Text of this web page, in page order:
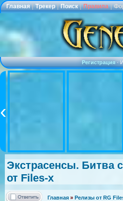
Главная | Трекер | Поиск | Правила |
Регистрация·
Экстрасенсы. Битва
от Files-x
Главная » Релизы от RG